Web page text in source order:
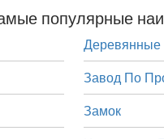
популярные
Замок